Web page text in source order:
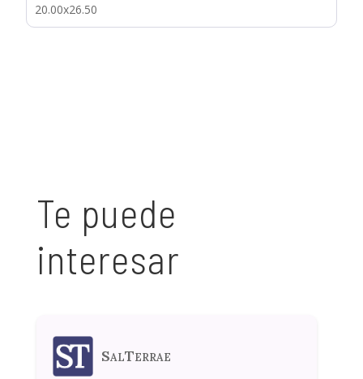
20.00x26.50
Te puede
interesar
SalTerrae